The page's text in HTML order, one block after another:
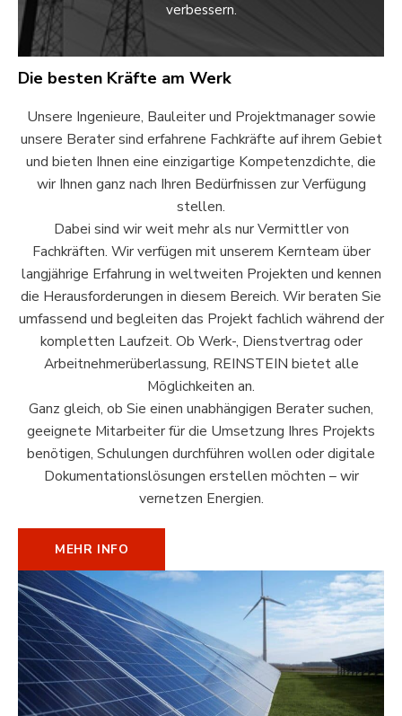
verbessern.
Die besten Kräfte am Werk
Unsere Ingenieure, Bauleiter und Projektmanager sowie
unsere Berater sind erfahrene Fachkräfte auf ihrem Gebiet
und bieten Ihnen eine einzigartige Kompetenzdichte, die
wir Ihnen ganz nach Ihren Bedürfnissen zur Verfügung
stellen.
Dabei sind wir weit mehr als nur Vermittler von
Fachkräften. Wir verfügen mit unserem Kernteam über
langjährige Erfahrung in weltweiten Projekten und kennen
die Herausforderungen in diesem Bereich. Wir beraten Sie
umfassend und begleiten das Projekt fachlich während der
kompletten Laufzeit. Ob Werk-, Dienstvertrag oder
Arbeitnehmerüberlassung, REINSTEIN bietet alle
Möglichkeiten an.
Ganz gleich, ob Sie einen unabhängigen Berater suchen,
geeignete Mitarbeiter für die Umsetzung Ihres Projekts
benötigen, Schulungen durchführen wollen oder digitale
Dokumentationslösungen erstellen möchten – wir
vernetzen Energien.
MEHR INFO